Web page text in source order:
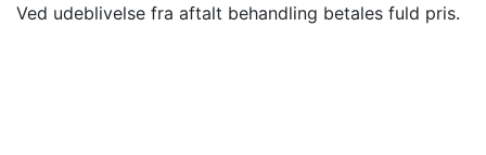
Ved udeblivelse fra aftalt behandling betales fuld pris.